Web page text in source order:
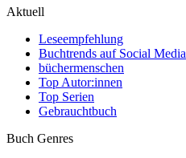
Aktuell
Leseempfehlung
Buchtrends auf Social Media
büchermenschen
Top Autor:innen
Top Serien
Gebrauchtbuch
Buch Genres